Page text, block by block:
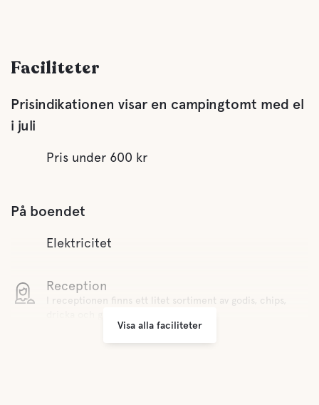
Faciliteter
Prisindikationen visar en campingtomt med el
i juli
Pris under 600 kr
På boendet
Elektricitet
Reception
I receptionen finns ett litet sortiment av godis, chips,
Visa alla faciliteter